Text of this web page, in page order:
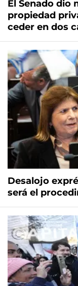
El Senado dio
propiedad
ceder en dos
Desalojo
será el